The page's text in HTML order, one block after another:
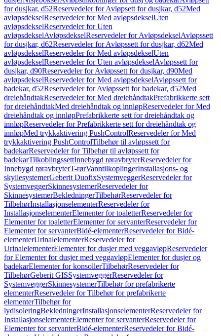
for dusjkar, d52Reservedeler for Avløpsett for dusjkar, d52Med
avløpsdekselReservedeler for Med avløpsdekselUten
avløpsdekselReservedeler for Uten
avløpsdekselAvløpsdekselReservedeler for AvløpsdekselAvløpssett
for dusjkar, d62Reservedeler for Avløpssett for dusjkar, d62Med
avløpsdekselReservedeler for Med avløpsdekselUten
avløpsdekselReservedeler for Uten avløpsdekselAvløpssett for
dusjkar, d90Reservedeler for Avløpssett for dusjkar, d90Med
avløpsdekselReservedeler for Med avløpsdekselAvløpssett for
badekar, d52Reservedeler for Avløpssett for badekar, d52Med
dreiehåndtakReservedeler for Med dreiehåndtakPrefabrikkerte sett
for dreiehåndtakMed dreiehåndtak og innløpReservedeler for Med
dreiehåndtak og innløpPrefabrikkerte sett for dreiehåndtak og
innløpReservedeler for Prefabrikkerte sett for dreiehåndtak og
innløpMed trykkaktivering PushControlReservedeler for Med
trykkaktivering PushControlTilbehør til avløpssett for
badekarReservedeler for Tilbehør til avløpssett for
badekarTilkoblingssettInnebygd røravbryterReservedeler for
Innebygd røravbryterT-rørVanntilkoplingerInstallasjons- og
skyllesystemerGeberit DuofixSystemveggerReservedeler for
SystemveggerSkinnesystemerReservedeler for
SkinnesystemerBekledningerTilbehørReservedeler for
TilbehørInstallasjonselementerReservedeler for
InstallasjonselementerElementer for toaletterReservedeler for
Elementer for toaletterElementer for servanterReservedeler for
Elementer for servanterBidé-elementerReservedeler for Bidé-
elementerUrinalelementerReservedeler for
UrinalelementerElementer for dusjer med veggavløpReservedeler
for Elementer for dusjer med veggavløpElementer for dusjer og
badekarElementer for konsollerTilbehørReservedeler for
TilbehørGeberit GISSystemveggerReservedeler for
SystemveggerSkinnesystemerTilbehør for prefabrikerte
elementerReservedeler for Tilbehør for prefabrikerte
elementerTilbehør for
lydisoleringBekledningerInstallasjonselementerReservedeler for
InstallasjonselementerElementer for servanterReservedeler for
Elementer for servanterBidé-elementerReservedeler for Bidé-